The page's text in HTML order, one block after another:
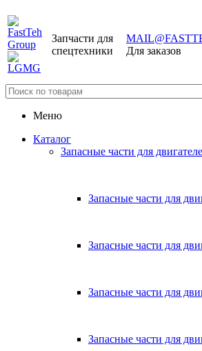
Запчасти для
спецтехники
Для заказов
Меню
Каталог
Запасные части для
Запасные части для
Запасные части для
Запасные части для
Запасные части для